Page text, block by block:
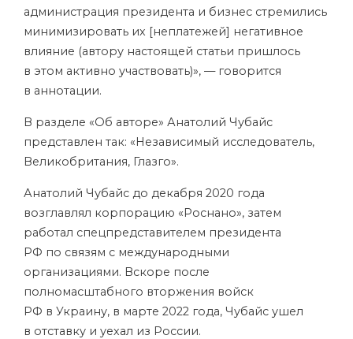
администрация президента и бизнес стремились
минимизировать их [неплатежей] негативное
влияние (автору настоящей статьи пришлось
в этом активно участвовать)», — говорится
в аннотации.
В разделе «Об авторе» Анатолий Чубайс
представлен так: «Независимый исследователь,
Великобритания, Глазго».
Анатолий Чубайс до декабря 2020 года
возглавлял корпорацию «Роснано», затем
работал спецпредставителем президента
РФ по связям с международными
организациями. Вскоре после
полномасштабного вторжения войск
РФ в Украину, в марте 2022 года, Чубайс ушел
в отставку и уехал из России.